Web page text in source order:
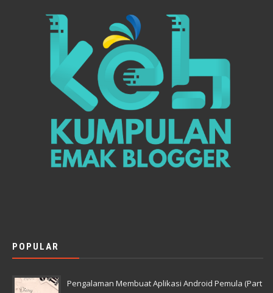
POPULAR
Pengalaman Membuat Aplikasi Android Pemula (Part